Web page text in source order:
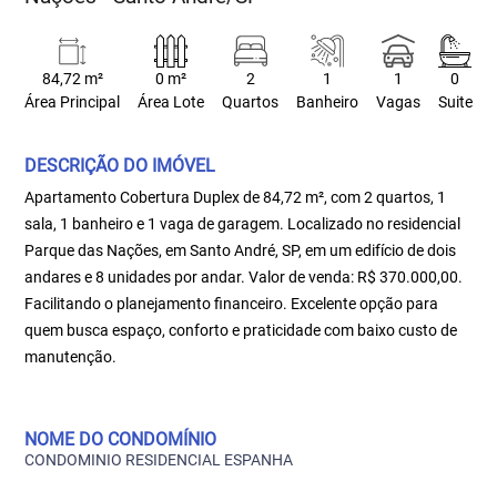
84,72 m²
Área Principal
0 m²
Área Lote
2
Quartos
1
Banheiro
1
Vagas
0
Suite
DESCRIÇÃO DO IMÓVEL
Apartamento Cobertura Duplex de 84,72 m², com 2 quartos, 1
sala, 1 banheiro e 1 vaga de garagem. Localizado no residencial
Parque das Nações, em Santo André, SP, em um edifício de dois
andares e 8 unidades por andar. Valor de venda: R$ 370.000,00.
Facilitando o planejamento financeiro. Excelente opção para
quem busca espaço, conforto e praticidade com baixo custo de
manutenção.
NOME DO CONDOMÍNIO
CONDOMINIO RESIDENCIAL ESPANHA